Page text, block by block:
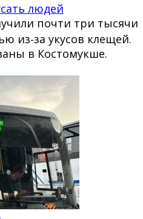
людей
почти три тысячи
из‑за укусов клещей.
в Костомукше.